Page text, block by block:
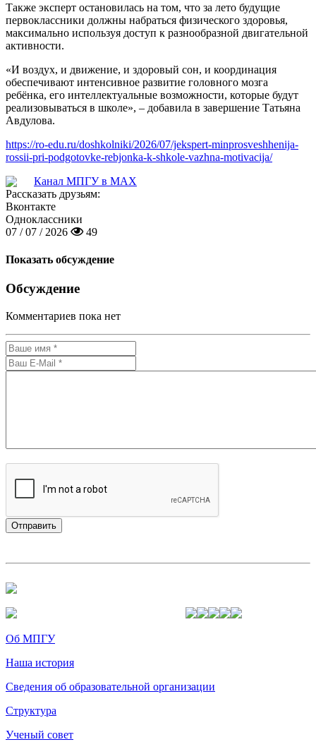
Также эксперт остановилась на том, что за лето будущие
первоклассники должны набраться физического здоровья,
максимально используя доступ к разнообразной двигательной
активности.
«И воздух, и движение, и здоровый сон, и координация
обеспечивают интенсивное развитие головного мозга
ребёнка, его интеллектуальные возможности, которые будут
реализовываться в школе», – добавила в завершение Татьяна
Авдулова.
https://ro-edu.ru/doshkolniki/2026/07/jekspert-minprosveshhenija-
rossii-pri-podgotovke-rebjonka-k-shkole-vazhna-motivacija/
Канал МПГУ в MAX
Рассказать друзьям:
Вконтакте
Одноклассники
07 / 07 / 2026
49
Показать обсуждение
Обсуждение
Комментариев пока нет
Об МПГУ
Наша история
Сведения об образовательной организации
Структура
Ученый совет